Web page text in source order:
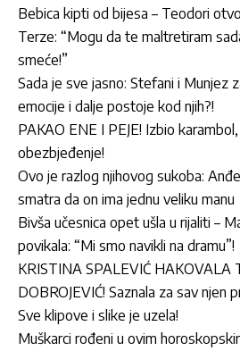
Bebica kipti od bijesa – Teodori
Terze: “Mogu da te maltretiram
smeće!”
Sada je sve jasno: Stefani i Munjez
emocije i dalje postoje kod njih?!
PAKAO ENE I PEJE! Izbio
obezbjeđenje!
Ovo je razlog njihovog sukoba:
smatra da on ima jednu veliku manu
Bivša učesnica opet ušla u rijaliti –
povikala: “Mi smo navikli na dramu”!
KRISTINA SPALEVIĆ HAKOVALA
DOBROJEVIĆ! Saznala za sav njen
Sve klipove i slike je uzela!
Muškarci rođeni u ovim